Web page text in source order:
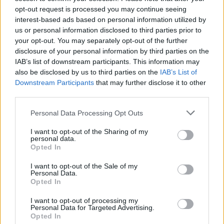
opt-out request is processed you may continue seeing
interest-based ads based on personal information utilized by
us or personal information disclosed to third parties prior to
your opt-out. You may separately opt-out of the further
disclosure of your personal information by third parties on the
IAB’s list of downstream participants. This information may
also be disclosed by us to third parties on the IAB’s List of
Downstream Participants that may further disclose it to other
Personal Data Processing Opt Outs
I want to opt-out of the Sharing of my
personal data.
Opted In
I want to opt-out of the Sale of my
Personal Data.
Opted In
I want to opt-out of processing my
Personal Data for Targeted Advertising.
Opted In
Aksident i trefishtë në
rrugën Sarandë-Ksamil,
njëri nga të plagosurit
dërgohet në spitalin e
Traumës në Tiranë
Misteri rreth takimit sekret
Pezeshkian-Khamenei në
Teheran! Ata ishin në një
makinë me xhama të errët,
duke e dëgjuar njëri-
tjetrin, por pa e parë
Mallakastër/ Zjarri del
jashtë kontrollit në
Pas Ngrëçanit, pritet
ndërhyrja nga ajri (VIDEO)
Propozimi i PS për
socialiste Valbona Kola: